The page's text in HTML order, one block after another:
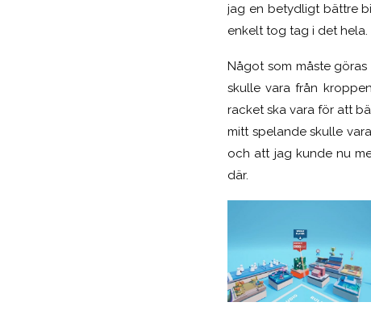
jag en betydligt bättre
enkelt tog tag i det hela.
Något som måste
skulle vara från
racket ska vara för att
mitt spelande skulle
och att jag kunde nu
där.